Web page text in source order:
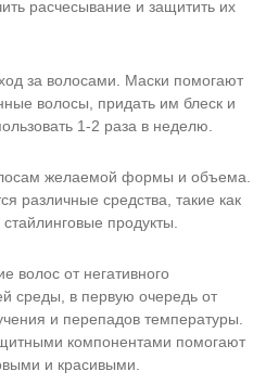
расчесывание и защитить их
за волосами. Маски помогают
волосы, придать им блеск и
1-2 раза в неделю.
желаемой формы и объема.
различные средства, такие как
продукты.
волос от негативного
среды, в первую очередь от
и перепадов температуры.
компонентами помогают
и красивыми.